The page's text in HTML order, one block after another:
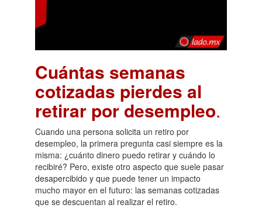
Cuántas semanas
cotizadas pierdes al
retirar por desempleo.
Cuando una persona solicita un retiro por
desempleo, la primera pregunta casi siempre es la
misma: ¿cuánto dinero puedo retirar y cuándo lo
recibiré? Pero, existe otro aspecto que suele pasar
desapercibido y que puede tener un impacto
mucho mayor en el futuro: las semanas cotizadas
que se descuentan al realizar el retiro.